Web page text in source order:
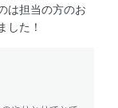
は担当の方のお
した！